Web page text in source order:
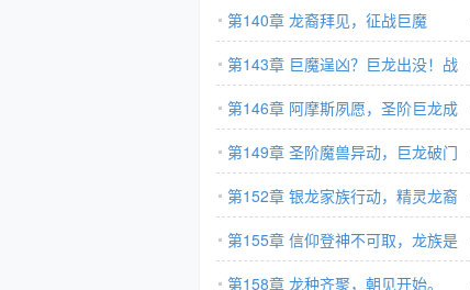
第140章 龙裔拜见，征战巨魔
第143章 巨魔逞凶？巨龙出没！战
终第146章 阿摩斯夙愿，圣阶巨龙成
第149章 圣阶魔兽异动，巨龙破门
而入
第152章 银龙家族行动，精灵龙裔
们的震撼
第155章 信仰登神不可取，龙族是
外来者？
第158章 龙种齐聚，朝见开始。